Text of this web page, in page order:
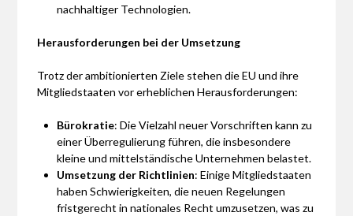
nachhaltiger Technologien.
Herausforderungen bei der Umsetzung
Trotz der ambitionierten Ziele stehen die EU und ihre
Mitgliedstaaten vor erheblichen Herausforderungen:
Bürokratie: Die Vielzahl neuer Vorschriften kann zu
einer Überregulierung führen, die insbesondere
kleine und mittelständische Unternehmen belastet.
Umsetzung der Richtlinien: Einige Mitgliedstaaten
haben Schwierigkeiten, die neuen Regelungen
fristgerecht in nationales Recht umzusetzen, was zu